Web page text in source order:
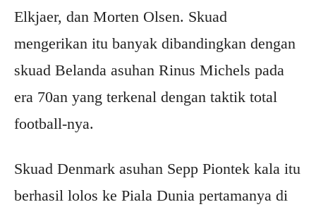
Elkjaer, dan Morten Olsen. Skuad
mengerikan itu banyak dibandingkan dengan
skuad Belanda asuhan Rinus Michels pada
era 70an yang terkenal dengan taktik total
football-nya.
Skuad Denmark asuhan Sepp Piontek kala itu
berhasil lolos ke Piala Dunia pertamanya di